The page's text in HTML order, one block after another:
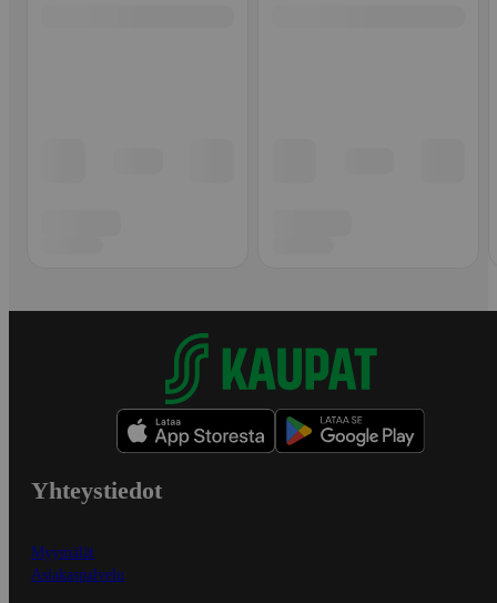
Yhteystiedot
Myymälät
Asiakaspalvelu